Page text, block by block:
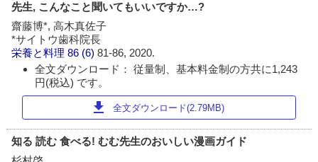
先生, こんなこと聞いてもいいですか…?
齋藤博*, 高木真佐子
*サイトウ歯科院長
栄養と料理 86 (6)81-86, 2020.
全文ダウンロード： 従量制、基本料金制の方共に1,243
円(税込) です。
download 全文ダウンロード(2.79MB)
知る 読む 食べる! むむ先生のおいしい漫画ガイド